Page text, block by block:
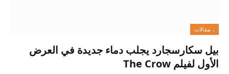
، مقالات
بيل سكارسجارد يجلب دماء جديدة في العرض
الأول لفيلم The Crow